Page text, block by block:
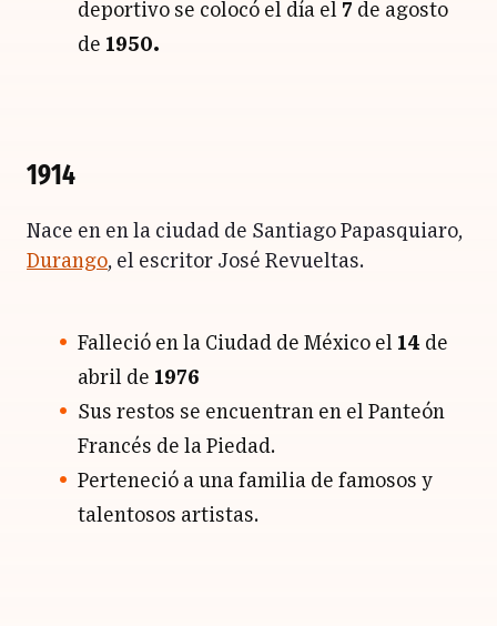
deportivo se colocó el día el 7 de agosto
de 1950.
1914
Nace en en la ciudad de Santiago Papasquiaro,
Durango, el escritor José Revueltas.
Falleció en la Ciudad de México el 14 de
abril de 1976
Sus restos se encuentran en el Panteón
Francés de la Piedad.
Perteneció a una familia de famosos y
talentosos artistas.